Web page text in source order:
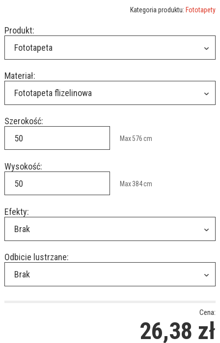
Kategoria produktu: Fototapety
Produkt:
Fototapeta
Materiał:
Fototapeta flizelinowa
Szerokość:
Max576cm
Wysokość:
Max384cm
Efekty:
Brak
Odbicie lustrzane:
Brak
Cena:
26,38 zł